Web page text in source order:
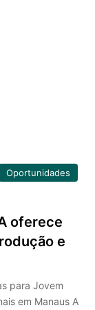
Oportunidades
oferece
e
para Jovem
em Manaus A